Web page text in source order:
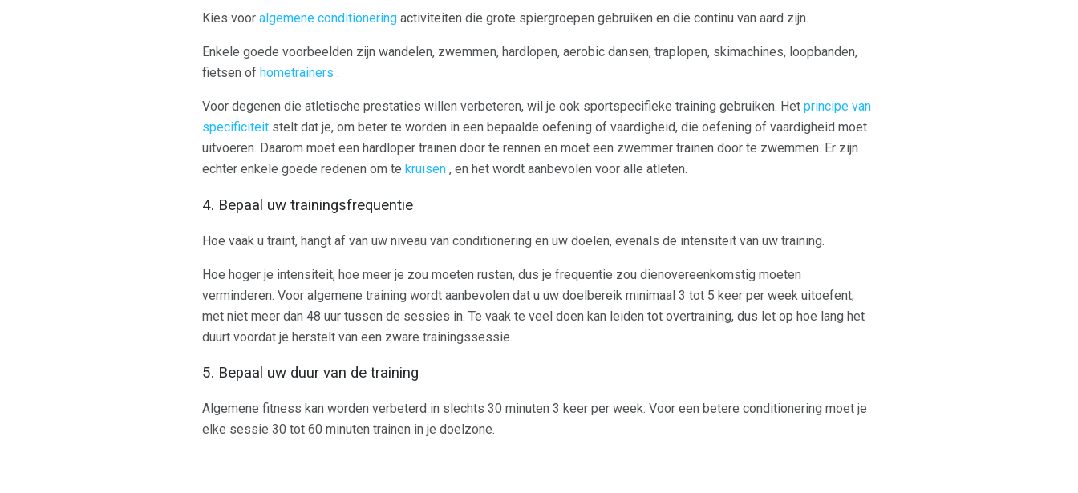
Kies voor algemene conditionering activiteiten die grote spiergroepen gebruiken en die continu van aard zijn.
Enkele goede voorbeelden zijn wandelen, zwemmen, hardlopen, aerobic dansen, traplopen, skimachines, loopbanden,
fietsen of hometrainers .
Voor degenen die atletische prestaties willen verbeteren, wil je ook sportspecifieke training gebruiken. Het principe van
specificiteit stelt dat je, om beter te worden in een bepaalde oefening of vaardigheid, die oefening of vaardigheid moet
uitvoeren. Daarom moet een hardloper trainen door te rennen en moet een zwemmer trainen door te zwemmen. Er zijn
echter enkele goede redenen om te kruisen , en het wordt aanbevolen voor alle atleten.
4. Bepaal uw trainingsfrequentie
Hoe vaak u traint, hangt af van uw niveau van conditionering en uw doelen, evenals de intensiteit van uw training.
Hoe hoger je intensiteit, hoe meer je zou moeten rusten, dus je frequentie zou dienovereenkomstig moeten
verminderen. Voor algemene training wordt aanbevolen dat u uw doelbereik minimaal 3 tot 5 keer per week uitoefent,
met niet meer dan 48 uur tussen de sessies in. Te vaak te veel doen kan leiden tot overtraining, dus let op hoe lang het
duurt voordat je herstelt van een zware trainingssessie.
5. Bepaal uw duur van de training
Algemene fitness kan worden verbeterd in slechts 30 minuten 3 keer per week. Voor een betere conditionering moet je
elke sessie 30 tot 60 minuten trainen in je doelzone.